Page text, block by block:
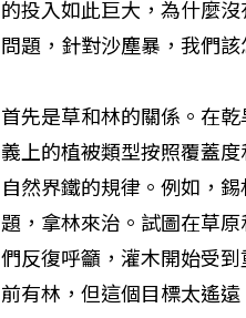
的投入如此巨大，為什麼
問題，針對沙塵暴，我們該
首先是草和林的關係。在
義上的植被類型按照覆蓋
自然界鐵的規律。例如，
題，拿林來治。試圖在草
們反復呼籲，灌木開始受
前有林，但這個目標太遙